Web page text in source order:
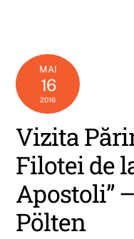
MAI
16
2016
Vizita
Filotei de
Apostoli”
Pölten